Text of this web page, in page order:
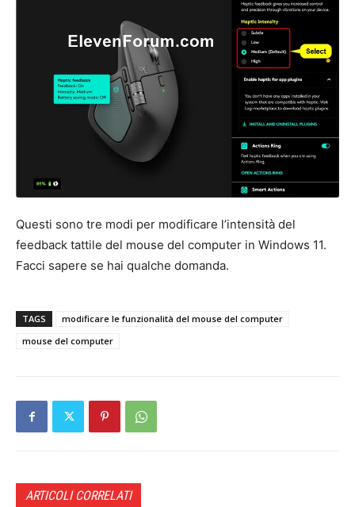
Questi sono tre modi per modificare l’intensità del
feedback tattile del mouse del computer in Windows 11.
Facci sapere se hai qualche domanda.
TAGS
modificare le funzionalità del mouse del computer
mouse del computer
ARTICOLI CORRELATI